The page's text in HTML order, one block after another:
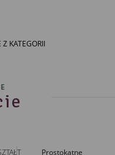
Z KATEGORII
Prostokątne